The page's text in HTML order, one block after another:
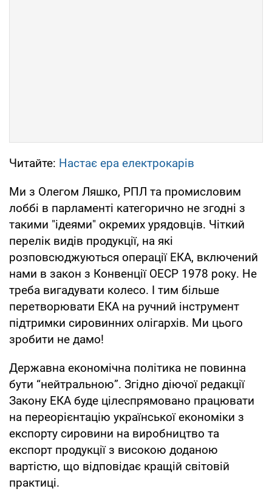
Читайте: Настає ера електрокарів
Ми з Олегом Ляшко, РПЛ та промисловим
лоббі в парламенті категорично не згодні з
такими "ідеями" окремих урядовців. Чіткий
перелік видів продукції, на які
розповсюджуються операції ЕКА, включений
нами в закон з Конвенції ОЕСР 1978 року. Не
треба вигадувати колесо. І тим більше
перетворювати ЕКА на ручний інструмент
підтримки сировинних олігархів. Ми цього
зробити не дамо!
Державна економічна політика не повинна
бути “нейтральною”. Згідно діючої редакції
Закону ЕКА буде цілеспрямовано працювати
на переорієнтацію української економіки з
експорту сировини на виробництво та
експорт продукції з високою доданою
вартістю, що відповідає кращій світовій
практиці.